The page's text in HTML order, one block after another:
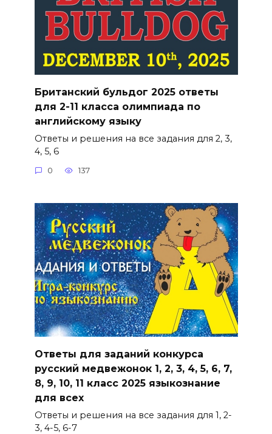
Британский бульдог 2025 ответы
для 2-11 класса олимпиада по
английскому языку
Ответы и решения на все задания для 2, 3,
4, 5, 6
0 137
Ответы для заданий конкурса
русский медвежонок 1, 2, 3, 4, 5, 6, 7,
8, 9, 10, 11 класс 2025 языкознание
для всех
Ответы и решения на все задания для 1, 2-
3, 4-5, 6-7